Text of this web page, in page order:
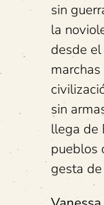
sin
la
desde
sin
llega de
pueblos
gesta